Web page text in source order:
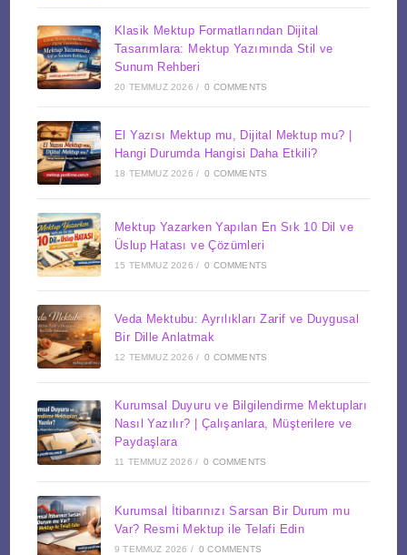
Klasik Mektup Formatlarından Dijital
Tasarımlara: Mektup Yazımında Stil ve
Sunum Rehberi
20 TEMMUZ 2026 / 0 COMMENTS
El Yazısı Mektup mu, Dijital Mektup mu? |
Hangi Durumda Hangisi Daha Etkili?
18 TEMMUZ 2026 / 0 COMMENTS
Mektup Yazarken Yapılan En Sık 10 Dil ve
Üslup Hatası ve Çözümleri
15 TEMMUZ 2026 / 0 COMMENTS
Veda Mektubu: Ayrılıkları Zarif ve Duygusal
Bir Dille Anlatmak
12 TEMMUZ 2026 / 0 COMMENTS
Kurumsal Duyuru ve Bilgilendirme Mektupları
Nasıl Yazılır? | Çalışanlara, Müşterilere ve
Paydaşlara
11 TEMMUZ 2026 / 0 COMMENTS
Kurumsal İtibarınızı Sarsan Bir Durum mu
Var? Resmi Mektup ile Telafi Edin
9 TEMMUZ 2026 / 0 COMMENTS